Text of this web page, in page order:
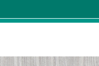
Przejdź do głównej zawartości